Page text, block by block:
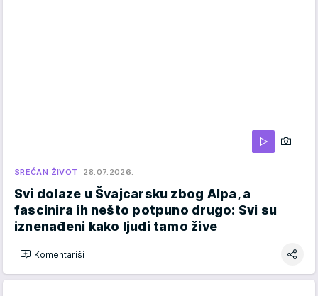
SREĆAN ŽIVOT 28.07.2026.
Svi dolaze u Švajcarsku zbog Alpa, a
fascinira ih nešto potpuno drugo: Svi su
iznenađeni kako ljudi tamo žive
Komentariši